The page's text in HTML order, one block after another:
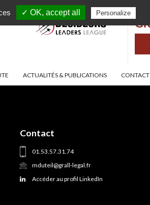
ACTUALITÉS & PUBLICATIONS CONTACT
Contact
01.53.57.31.74
mduteil@grall-legal.fr
Accéder au profil LinkedIn
✓ OK, accept all Personalize